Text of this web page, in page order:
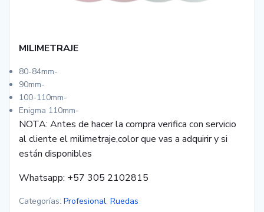
MILIMETRAJE
80-84mm-
90mm-
100-110mm-
Enigma 110mm-
NOTA: Antes de hacer la compra verifica con servicio
al cliente el milimetraje,color que vas a adquirir y si
están disponibles
Whatsapp: +57 305 2102815
Categorías: Profesional, Ruedas